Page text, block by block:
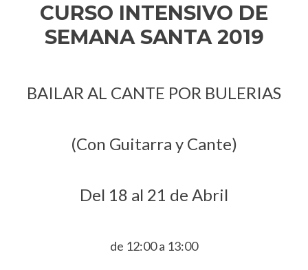
CURSO INTENSIVO DE
SEMANA SANTA 2019
BAILAR AL CANTE POR BULERIAS
(Con Guitarra y Cante)
Del 18 al 21 de Abril
de 12:00 a 13:00